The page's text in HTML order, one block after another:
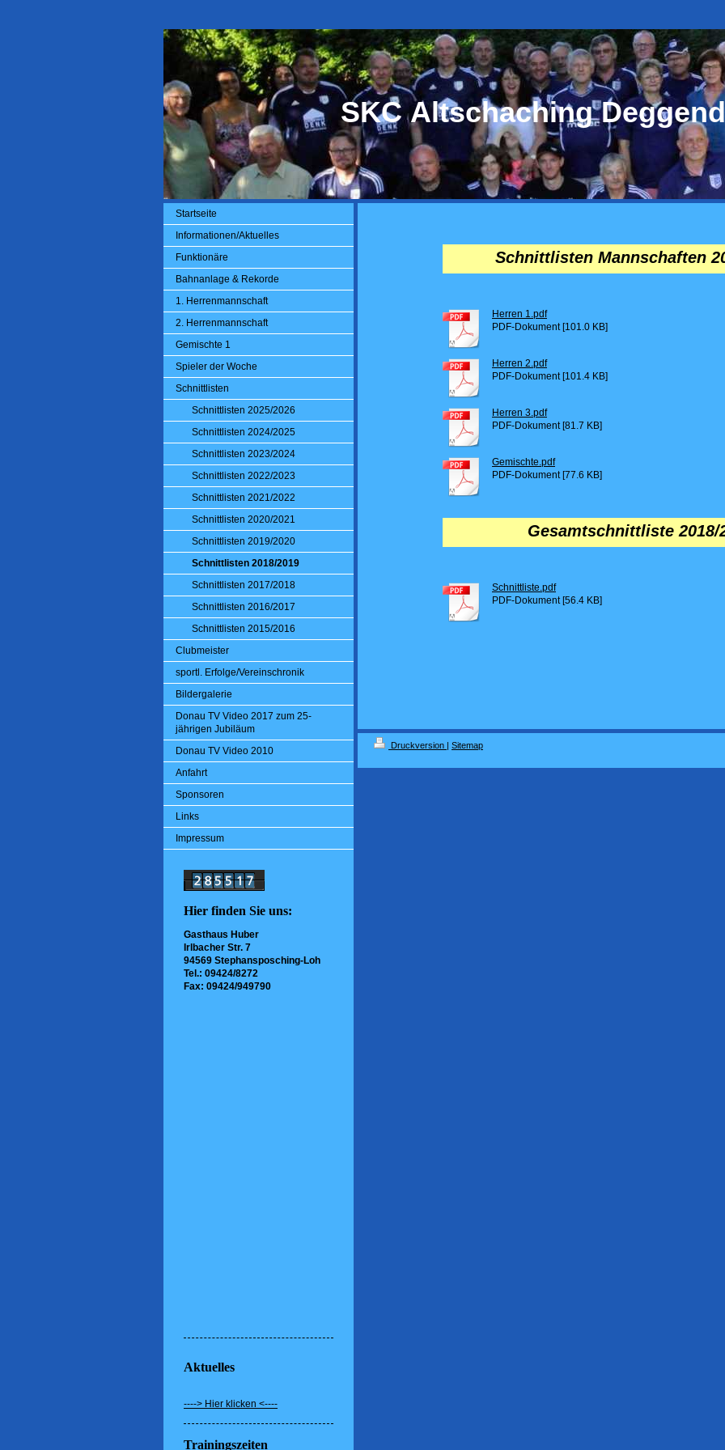
SKC Altschaching
Startseite
Informationen/Aktuelles
Funktionäre
Bahnanlage & Rekorde
1. Herrenmannschaft
2. Herrenmannschaft
Gemischte 1
Spieler der Woche
Schnittlisten
Schnittlisten 2025/2026
Schnittlisten 2024/2025
Schnittlisten 2023/2024
Schnittlisten 2022/2023
Schnittlisten 2021/2022
Schnittlisten 2020/2021
Schnittlisten 2019/2020
Schnittlisten 2018/2019
Schnittlisten 2017/2018
Schnittlisten 2016/2017
Schnittlisten 2015/2016
Clubmeister
sportl. Erfolge/Vereinschronik
Bildergalerie
Donau TV Video 2017 zum 25-
jährigen Jubiläum
Donau TV Video 2010
Anfahrt
Sponsoren
Links
Impressum
Hier finden Sie uns:
Gasthaus Huber
Irlbacher Str. 7
94569 Stephansposching-Loh
Tel.: 09424/8272
Fax: 09424/949790
Aktuelles
----> Hier klicken <----
Trainingszeiten
Schnittlisten Mannschaften
Herren 1.pdf
PDF-Dokument [101.0 KB]
Herren 2.pdf
PDF-Dokument [101.4 KB]
Herren 3.pdf
PDF-Dokument [81.7 KB]
Gemischte.pdf
PDF-Dokument [77.6 KB]
Gesamtschnittliste 2018/
Schnittliste.pdf
PDF-Dokument [56.4 KB]
Druckversion | Sitemap